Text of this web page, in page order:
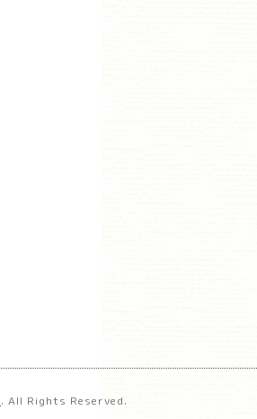
. All Rights Reserved.